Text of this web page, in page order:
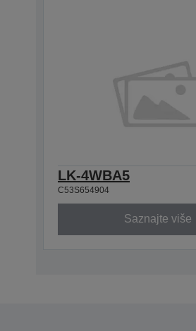
LK-4WBA5
C53S654904
Saznajte više